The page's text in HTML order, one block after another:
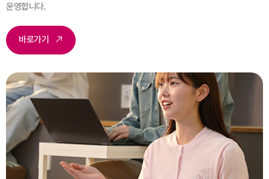
운영합니다.
바로가기